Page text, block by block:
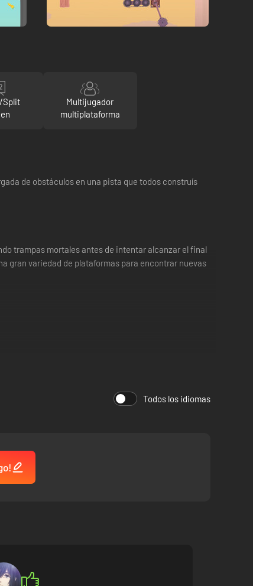
Split
Multijugador
multiplataforma
de obstáculos en una pista que todos construís
trampas mortales antes de intentar alcanzar el final
gran variedad de plataformas para encontrar nuevas
Todos los idiomas